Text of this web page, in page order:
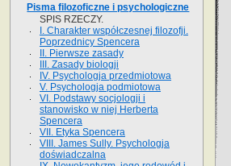
Pisma filozoficzne i psychologiczne
SPIS RZECZY.
I. Charakter współczesnej filozofji.
Poprzednicy Spencera
II. Pierwsze zasady
III. Zasady biologji
IV. Psychologja przedmiotowa
V. Psychologja podmiotowa
VI. Podstawy socjologji i
stanowisko w niej Herberta
Spencera
VII. Etyka Spencera
VIII. James Sully. Psychologja
doświadczalna